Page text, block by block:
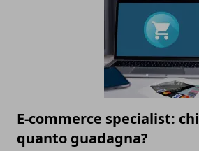
E-commerce specialist:
quanto guadagna?